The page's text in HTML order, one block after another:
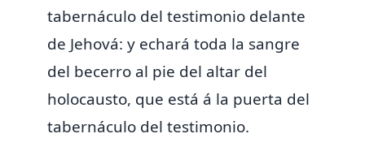
tabernáculo del testimonio delante
de Jehová: y echará toda la sangre
del becerro al pie del altar del
holocausto, que está á la puerta del
tabernáculo del testimonio.